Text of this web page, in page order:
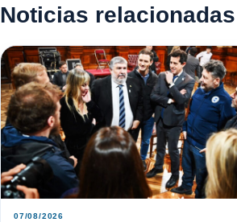
Noticias relacionadas
07/08/2026